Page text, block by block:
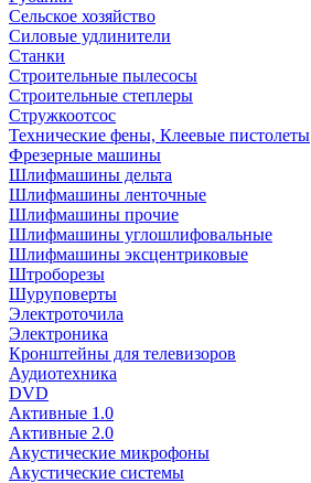
Сельское хозяйство
Силовые удлинители
Станки
Строительные пылесосы
Строительные степлеры
Стружкоотсос
Технические фены, Клеевые пистолеты
Фрезерные машины
Шлифмашины дельта
Шлифмашины ленточные
Шлифмашины прочие
Шлифмашины углошлифовальные
Шлифмашины эксцентриковые
Штроборезы
Шуруповерты
Электроточила
Электроника
Кронштейны для телевизоров
Аудиотехника
DVD
Активные 1.0
Активные 2.0
Акустические микрофоны
Акустические системы